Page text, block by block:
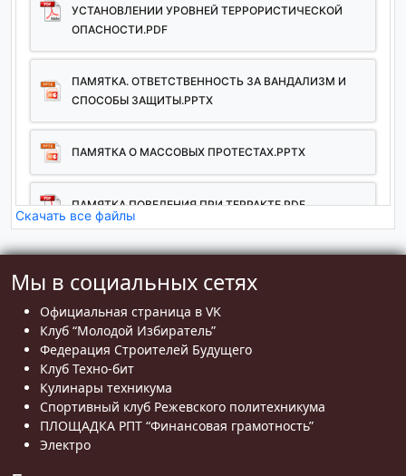
УСТАНОВЛЕНИИ УРОВНЕЙ ТЕРРОРИСТИЧЕСКОЙ
ОПАСНОСТИ.PDF
ПАМЯТКА. ОТВЕТСТВЕННОСТЬ ЗА ВАНДАЛИЗМ И
СПОСОБЫ ЗАЩИТЫ.PPTX
ПАМЯТКА О МАССОВЫХ ПРОТЕСТАХ.PPTX
ПАМЯТКА ПОВЕДЕНИЯ ПРИ ТЕРРАКТЕ.PDF
ПАМЯТКА ПРАВИЛА ПОВЕДЕНИЯ ПРИ НАПАДЕНИИ В
УЧЕБНОМ ЗАВЕДЕНИИ.RTF
ПОНЯТИЕ, ОТВЕТСТВЕННОСТЬ, ТЕЛЕФОНЫ
ДОВЕРИЯ.PDF
РЕКОМЕНДАЦИЯ ГРАЖДАНАМ ПРИ УГРОЗЕ
СОВЕРШЕНИЯ ТРЕРРОРИСТИЧЕСКОГО АКТА,
ОБНОРУЖЕНИЕ ПОДОЗРИТЕЛЬНОГО ПРЕДМЕТА.PDF
Скачать все файлы
Мы в социальных сетях
Официальная страница в VK
Клуб “Молодой Избиратель”
Федерация Строителей Будущего
Клуб Техно-бит
Кулинары техникума
Спортивный клуб Режевского политехникума
ПЛОЩАДКА РПТ “Финансовая грамотность”
Электро